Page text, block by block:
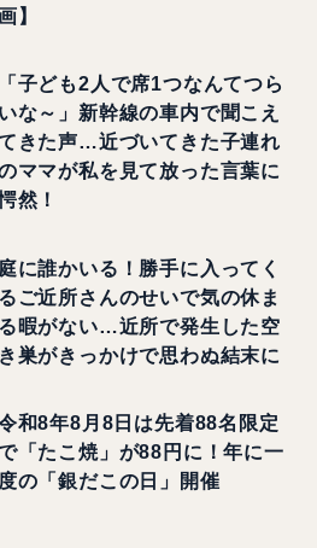
】
「子ども2人で席1つなんてつら
いな～」新幹線の車内で聞こえ
きた声…近づいてきた子連れ
ママが私を見て放った言葉に
然！
庭に誰かいる！勝手に入ってく
るご近所さんのせいで気の休ま
る暇がない…近所で発生した空
き巣がきっかけで思わぬ結末に
和8年8月8日は先着88名限定
「たこ焼」が88円に！年に一
度の「銀だこの日」開催